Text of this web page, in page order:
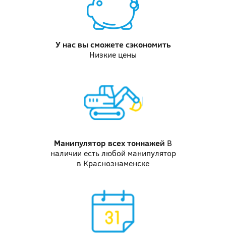
У нас высможете сэкономить
Низкие цены
Манипулятор всех тоннажей В
наличии есть любой манипулятор
в Краснознаменске